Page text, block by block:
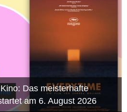
Das meisterhafte
am 6. August 2026